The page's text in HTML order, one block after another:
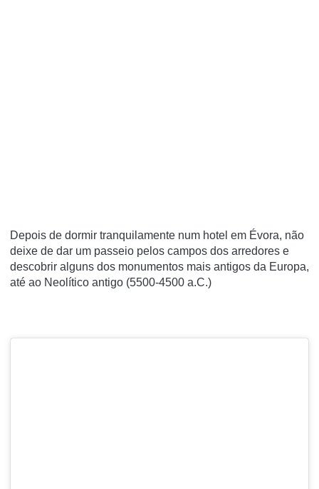
Depois de dormir tranquilamente num hotel em Évora, não
deixe de dar um passeio pelos campos dos arredores e
descobrir alguns dos monumentos mais antigos da Europa,
até ao Neolítico antigo (5500-4500 a.C.)